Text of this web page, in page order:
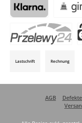
Klarna (via Stripe)Giropay
Lastschrift Rechnung
AGB